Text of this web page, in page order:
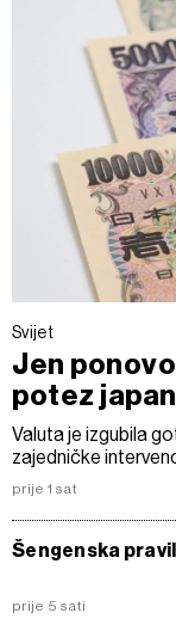
Svijet
Jen
potez
Valuta je izgubila
zajedničke
prije 1 sat
Šengenska
prije 5 sati